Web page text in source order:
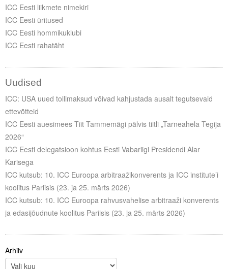
ICC Eesti liikmete nimekiri
ICC Eesti üritused
ICC Eesti hommikuklubi
ICC Eesti rahatäht
Uudised
ICC: USA uued tollimaksud võivad kahjustada ausalt tegutsevaid
ettevõtteid
ICC Eesti auesimees Tiit Tammemägi pälvis tiitli „Tarneahela Tegija
2026“
ICC Eesti delegatsioon kohtus Eesti Vabariigi Presidendi Alar
Karisega
ICC kutsub: 10. ICC Euroopa arbitraažikonverents ja ICC institute’i
koolitus Pariisis (23. ja 25. märts 2026)
ICC kutsub: 10. ICC Euroopa rahvusvahelise arbitraaži konverents
ja edasijõudnute koolitus Pariisis (23. ja 25. märts 2026)
Arhiiv